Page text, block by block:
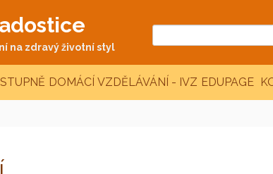
na zdravý životní styl
DOMÁCÍ VZDĚLÁVÁNÍ - IVZ EDUPAGE